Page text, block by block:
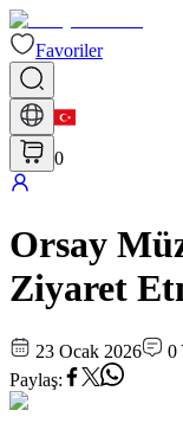
Favoriler
0
Orsay
Ziyaret
23 Ocak 2026 0
Paylaş: